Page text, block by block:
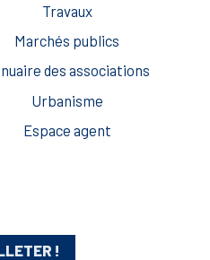
Travaux
Marchés publics
des associations
Urbanisme
Espace agent
!